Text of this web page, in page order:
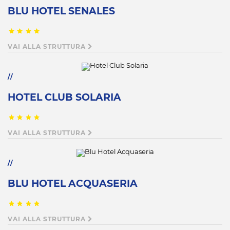
BLU HOTEL SENALES
VAI ALLA STRUTTURA
HOTEL CLUB SOLARIA
VAI ALLA STRUTTURA
BLU HOTEL ACQUASERIA
VAI ALLA STRUTTURA